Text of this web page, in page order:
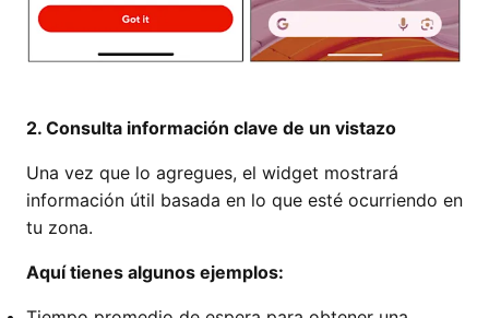
2. Consulta información clave de un vistazo
Una vez que lo agregues, el widget mostrará
información útil basada en lo que esté ocurriendo en
tu zona.
Aquí tienes algunos ejemplos: